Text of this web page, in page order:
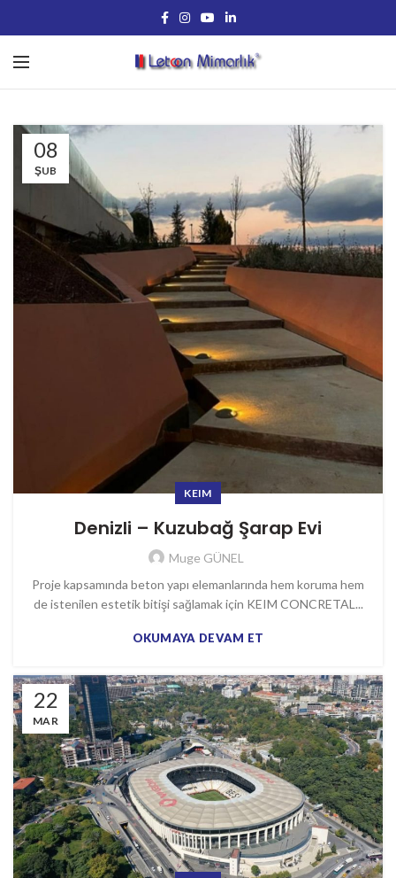
08
ŞUB
KEIM
Denizli – Kuzubağ Şarap Evi
Muge GÜNEL
Proje kapsamında beton yapı elemanlarında hem koruma hem
de istenilen estetik bitişi sağlamak için KEIM CONCRETAL...
OKUMAYA DEVAM ET
22
MAR